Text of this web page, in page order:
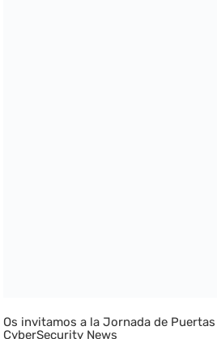
Os invitamos a la Jornada de
CyberSecurity News